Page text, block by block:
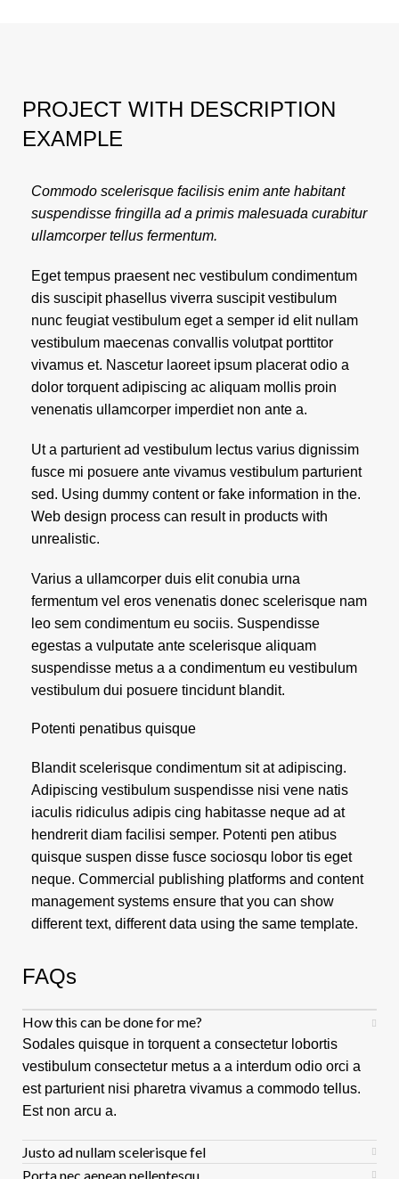
PROJECT WITH DESCRIPTION
EXAMPLE
Commodo scelerisque facilisis enim ante habitant
suspendisse fringilla ad a primis malesuada curabitur
ullamcorper tellus fermentum.
Eget tempus praesent nec vestibulum condimentum
dis suscipit phasellus viverra suscipit vestibulum
nunc feugiat vestibulum eget a semper id elit nullam
vestibulum maecenas convallis volutpat porttitor
vivamus et. Nascetur laoreet ipsum placerat odio a
dolor torquent adipiscing ac aliquam mollis proin
venenatis ullamcorper imperdiet non ante a.
Ut a parturient ad vestibulum lectus varius dignissim
fusce mi posuere ante vivamus vestibulum parturient
sed. Using dummy content or fake information in the.
Web design process can result in products with
unrealistic.
Varius a ullamcorper duis elit conubia urna
fermentum vel eros venenatis donec scelerisque nam
leo sem condimentum eu sociis. Suspendisse
egestas a vulputate ante scelerisque aliquam
suspendisse metus a a condimentum eu vestibulum
vestibulum dui posuere tincidunt blandit.
Potenti penatibus quisque
Blandit scelerisque condimentum sit at adipiscing.
Adipiscing vestibulum suspendisse nisi vene natis
iaculis ridiculus adipis cing habitasse neque ad at
hendrerit diam facilisi semper. Potenti pen atibus
quisque suspen disse fusce sociosqu lobor tis eget
neque. Commercial publishing platforms and content
management systems ensure that you can show
different text, different data using the same template.
FAQs
How this can be done for me?
Sodales quisque in torquent a consectetur lobortis
vestibulum consectetur metus a a interdum odio orci a
est parturient nisi pharetra vivamus a commodo tellus.
Est non arcu a.
Justo ad nullam scelerisque fel
Porta nec aenean pellentesqu